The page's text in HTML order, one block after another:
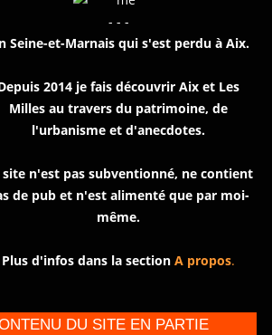
- - -
Seine-et-Marnais qui s'est perdu à Aix.
2014 je fais découvrir Aix et Les
Milles au travers du patrimoine, de
l'urbanisme et d'anecdotes.
site n'est pas subventionné, ne contient
de pub et n'est alimenté que par moi-
même.
Plus d'infos dans la section A propos.
DU SITE EN PARTIE